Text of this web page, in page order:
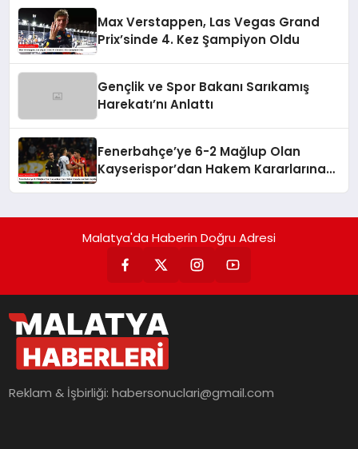
Max Verstappen, Las Vegas Grand
Prix’sinde 4. Kez Şampiyon Oldu
Gençlik ve Spor Bakanı Sarıkamış
Harekatı’nı Anlattı
Fenerbahçe’ye 6-2 Mağlup Olan
Kayserispor’dan Hakem Kararlarına
Malatya'da Haberin Doğru Adresi
Reklam & İşbirliği:habersonuclari@gmail.com